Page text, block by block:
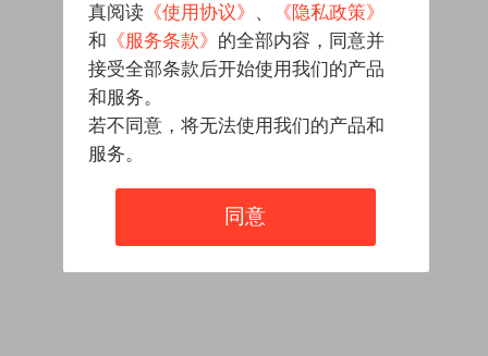
真阅读 《使用协议》 、
《隐私政策》
和 《服务条款》 的全部内容，同意并
接受全部条款后开始使用我们的产品
和服务。
若不同意，将无法使用我们的产品和
服务。
同意